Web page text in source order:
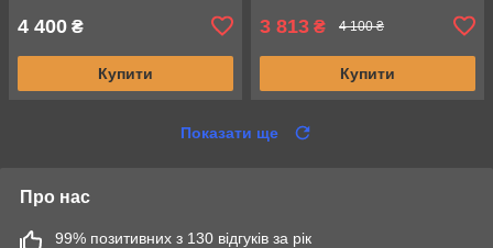
4 400 ₴
Купити
3 813 ₴ 4 100 ₴
Купити
Показати ще
Про нас
99% позитивних з 130 відгуків за рік